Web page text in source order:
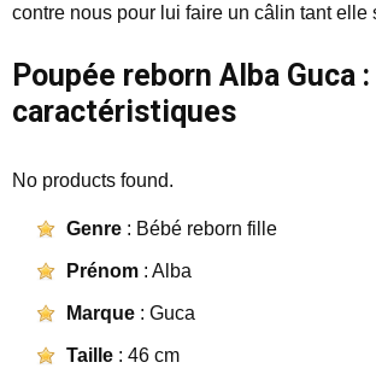
contre nous pour lui faire un câlin tant elle
Poupée reborn Alba Guca
caractéristiques
No products found.
Genre : Bébé reborn fille
Prénom : Alba
Marque : Guca
Taille : 46 cm